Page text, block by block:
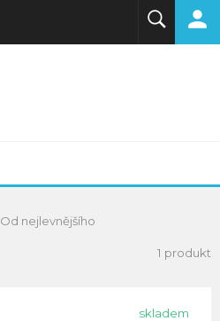
Od nejlevnějšího
1 produkt
skladem